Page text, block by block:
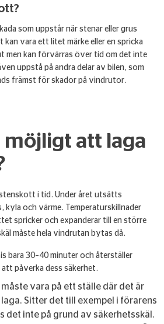
som uppstår när stenar eller grus
vara ett litet märke eller en spricka
men kan förvärras över tid om det inte
uppstå på andra delar av bilen, som
främst för skador på vindrutor.
möjligt att laga
i tid. Under året utsätts
och värme. Temperaturskillnader
spricker och expanderar till en större
måste hela vindrutan bytas då.
bara 30–40 minuter och återställer
påverka dess säkerhet.
vara på ett ställe där det är
Sitter det till exempel i förarens
det inte på grund av säkerhetsskäl.